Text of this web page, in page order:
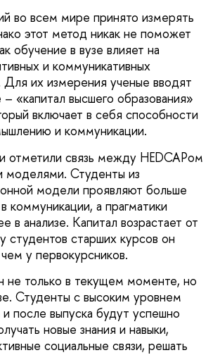
во всем мире принято измерять
этот метод никак не поможет
обучение в вузе влияет на
и коммуникативных
Для их измерения ученые вводят
«капитал высшего образования»
включает в себя способности
и коммуникации.
отметили связь между HEDCAPом
моделями. Студенты из
модели проявляют больше
коммуникации, а прагматики
в анализе. Капитал возрастает от
студентов старших курсов он
у первокурсников.
не только в текущем моменте, но
Студенты с высоким уровнем
и после выпуска будут успешно
новые знания и навыки,
социальные связи, решать